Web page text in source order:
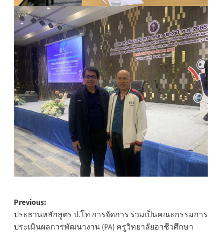
Post
navigation
Previous:
ประธานหลักสูตร ป.โท การจัดการ ร่วมเป็นคณะกรรมการ
ประเมินผลการพัฒนางาน (PA) ครูวิทยาลัยอาชีวศึกษา